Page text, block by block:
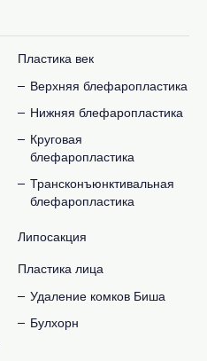
Пластика век
Верхняя блефаропластика
Нижняя блефаропластика
Круговая
блефаропластика
Трансконъюнктивальная
блефаропластика
Липосакция
Пластика лица
Удаление комков Биша
Булхорн